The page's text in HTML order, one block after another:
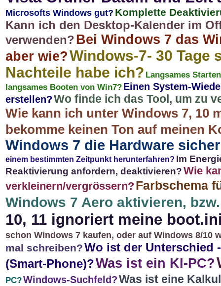
Microsofts Windows gut? Komplette
Kann ich den Desktop-Kalender im
verwenden?Bei Windows 7 das
aber wie?Windows-7- 30 Tage
Nachteile habe ich? Langsames
langsames Booten von Win7? Einen System-
erstellen?Wo finde ich das Tool, um zu
Wie kann ich unter Windows 7, 10
bekomme keinen Ton auf meinen
Windows 7 die Hardware
einem bestimmten Zeitpunkt herunterfahren? Im
Reaktivierung anfordern, deaktivieren?Wie
verkleinern/vergrössern?Farbschema
Windows 7 Aero aktivieren,
10, 11 ignoriert meine
schon Windows 7 kaufen, oder auf Windows 8/10
mal schreiben?Wo ist der Unterschied
(Smart-Phone)?Was ist ein KI-PC?
PC?Windows-Suchfeld?Was ist eine